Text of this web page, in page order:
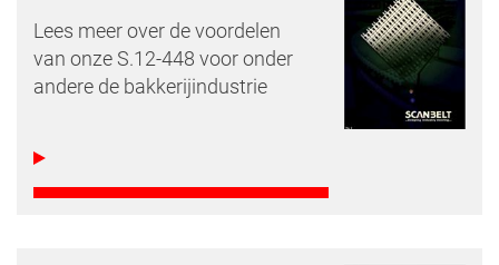
Lees meer over de voordelen
van onze S.12-448 voor onder
andere de bakkerijindustrie